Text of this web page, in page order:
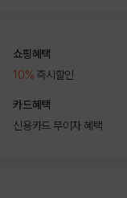
쇼핑혜택
10% 즉시할인
카드혜택
신용카드 무이자 혜택